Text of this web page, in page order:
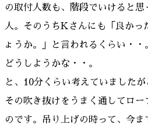
の取付人数も、階段でいけると
人。そのうちKさんにも「良かっ
ょうか。」と言われるくらい・・
どうしようかな・・。
と、10分くらい考えていましたが
その吹き抜けをうまく通してロ
のです。吊り上げの時って、今